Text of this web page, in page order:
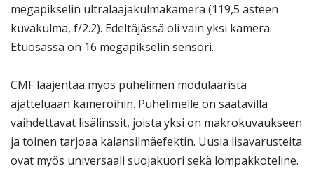
megapikselin ultralaajakulmakamera (119,5 asteen
kuvakulma, f/2.2). Edeltäjässä oli vain yksi kamera.
Etuosassa on 16 megapikselin sensori.
CMF laajentaa myös puhelimen modulaarista
ajatteluaan kameroihin. Puhelimelle on saatavilla
vaihdettavat lisälinssit, joista yksi on makrokuvaukseen
ja toinen tarjoaa kalansilmäefektin. Uusia lisävarusteita
ovat myös universaali suojakuori sekä lompakkoteline.